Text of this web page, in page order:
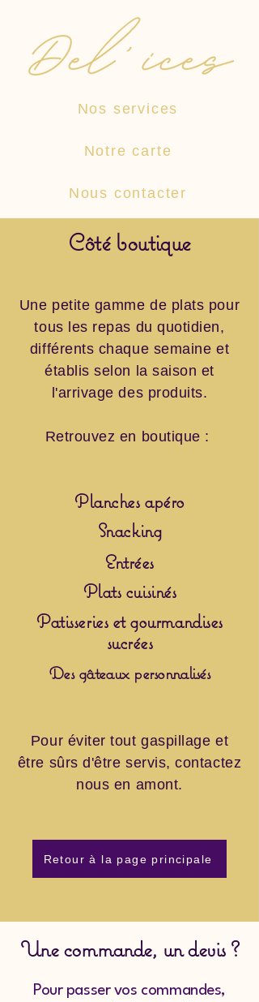
Nos services
Notre carte
Nous contacter
​Côté boutique
Une petite gamme de plats pour
tous les repas du quotidien,
différents chaque semaine et
établis selon la saison et
l'arrivage des produits.
Retrouvez en boutique :
Planches apéro
Snacking
Entrées
Plats cuisinés
Patisseries et gourmandises
sucrées
Des gâteaux personnalisés
Pour éviter tout gaspillage et
être sûrs d'être servis, contactez
nous en amont.
Retour à la page principale
Une commande, un devis ?
Pour passer vos commandes,